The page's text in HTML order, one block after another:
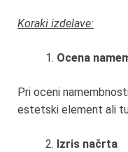
Koraki izdelave:
Ocena
Pri oceni
estetski element ali
Izris načrta